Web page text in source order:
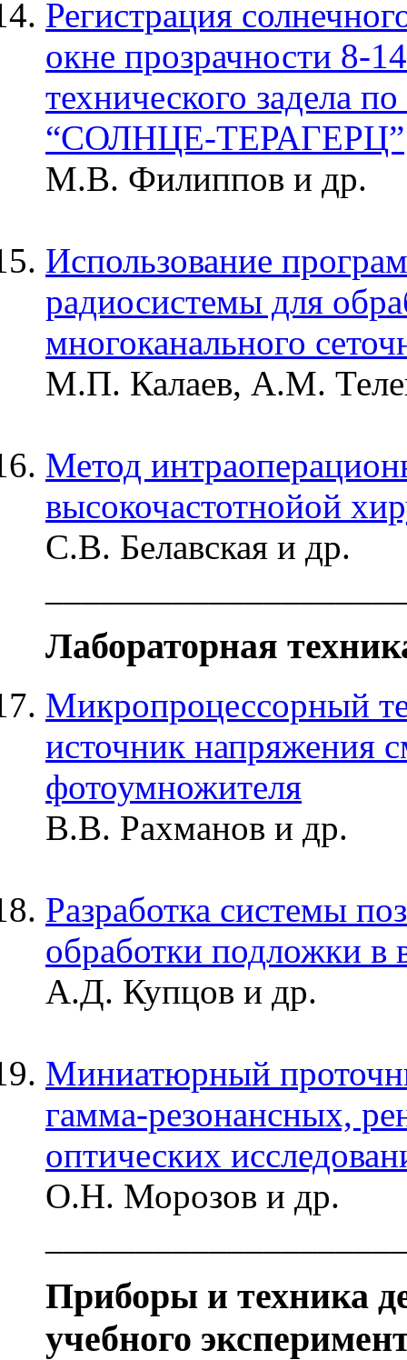
Регистрация
окне прозрачности 8-
технического задела
“СОЛНЦЕ-ТЕРАГЕРЦ”
М.В. Филиппов и др.
Использование
радиосистемы для
многоканального
М.П. Калаев, А.М.
Метод
высокочастотнойой
С.В. Белавская и др.
Лабораторная
Микропроцессорный
источник напряжения
фотоумножителя
В.В. Рахманов и др.
Разработка системы
обработки подложки в
А.Д. Купцов и др.
Mиниатюрный
гамма-резонансных,
оптических
О.Н. Морозов и др.
Приборы и техника
учебного